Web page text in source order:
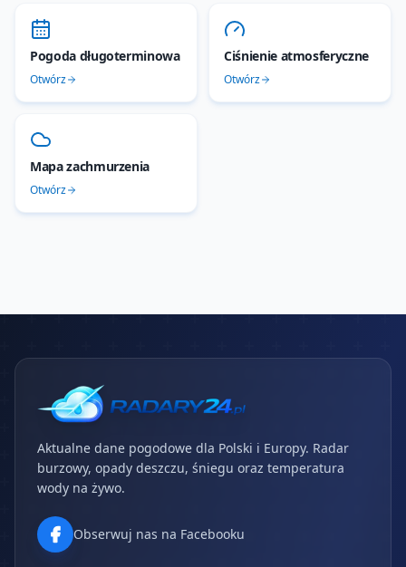
Pogoda długoterminowa
Otwórz
Ciśnienie atmosferyczne
Otwórz
Mapa zachmurzenia
Otwórz
Aktualne dane pogodowe dla Polski i Europy. Radar
burzowy, opady deszczu, śniegu oraz temperatura
wody na żywo.
Obserwuj nas na Facebooku